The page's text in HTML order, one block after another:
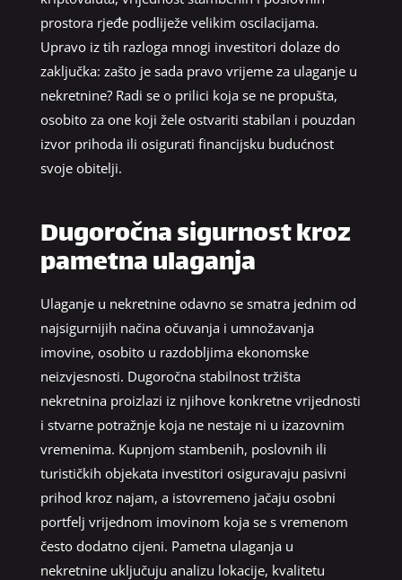
prostora rjeđe podliježe velikim oscilacijama.
Upravo iz tih razloga mnogi investitori dolaze do
zaključka: zašto je sada pravo vrijeme za ulaganje u
nekretnine? Radi se o prilici koja se ne propušta,
osobito za one koji žele ostvariti stabilan i pouzdan
izvor prihoda ili osigurati financijsku budućnost
svoje obitelji.
Dugoročna sigurnost kroz
pametna ulaganja
Ulaganje u nekretnine odavno se smatra jednim od
najsigurnijih načina očuvanja i umnožavanja
imovine, osobito u razdobljima ekonomske
neizvjesnosti. Dugoročna stabilnost tržišta
nekretnina proizlazi iz njihove konkretne vrijednosti
i stvarne potražnje koja ne nestaje ni u izazovnim
vremenima. Kupnjom stambenih, poslovnih ili
turističkih objekata investitori osiguravaju pasivni
prihod kroz najam, a istovremeno jačaju osobni
portfelj vrijednom imovinom koja se s vremenom
često dodatno cijeni. Pametna ulaganja u
nekretnine uključuju analizu lokacije, kvalitetu